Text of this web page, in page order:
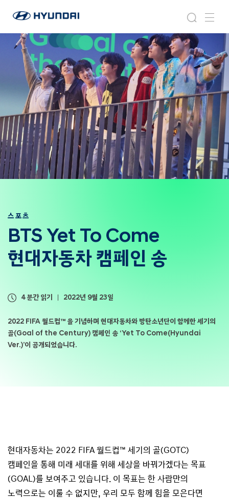
라
스
자
차
월
드
와
이
드
글
로
벌
네
비
검
색
메
뉴
스포츠
BTS Yet To Come
현대자동차 캠페인 송
4 분간 읽기 2022년 9월 23일
2022 FIFA 월드컵™ 을 기념하며 현대자동차와 방탄소년단이 함께한 세기의
골(Goal of the Century) 캠페인 송 ‘Yet To Come(Hyundai
Ver.)’이 공개되었습니다.
현대자동차는 2022 FIFA 월드컵™ 세기의 골(GOTC)
캠페인을 통해 미래 세대를 위해 세상을 바꿔가겠다는 목표
(GOAL)를 보여주고 있습니다. 이 목표는 한 사람만의
노력으로는 이룰 수 없지만, 우리 모두 함께 힘을 모은다면